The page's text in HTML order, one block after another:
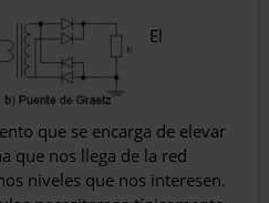
El
que se encarga de elevar
que nos llega de la red
niveles que nos interesen.